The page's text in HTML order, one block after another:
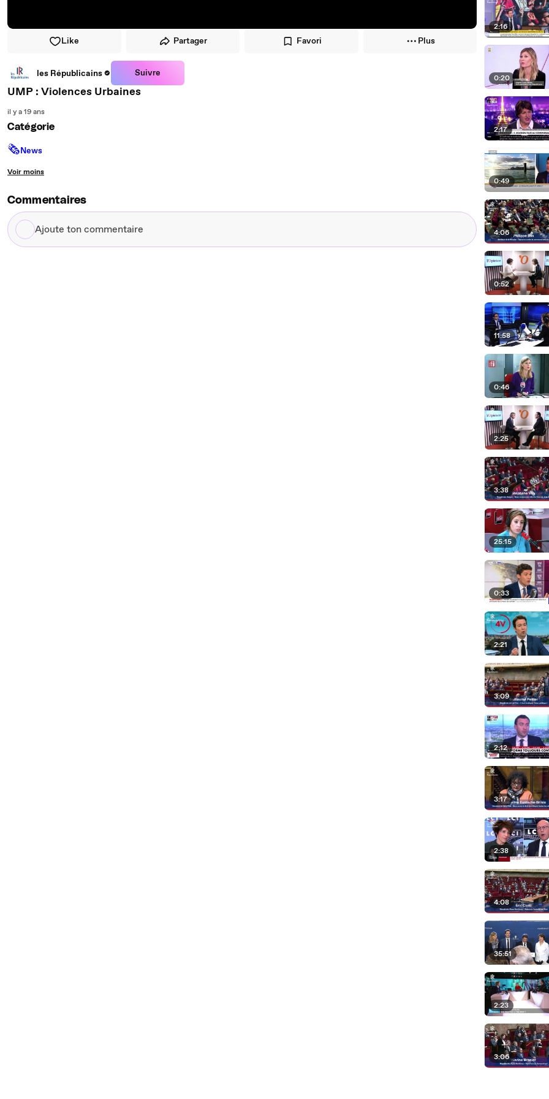
Like Partager Favori Plus
les Républicains Suivre
UMP : Violences Urbaines
il y a 19 ans
Catégorie
🗞News
Voir moins
Commentaires
Ajoute
ton
2:16
0:20
2:17
0:49
4:06
0:52
11:58
0:46
2:25
3:38
25:15
0:33
2:21
3:09
2:12
3:17
2:38
4:08
35:51
2:23
3:06